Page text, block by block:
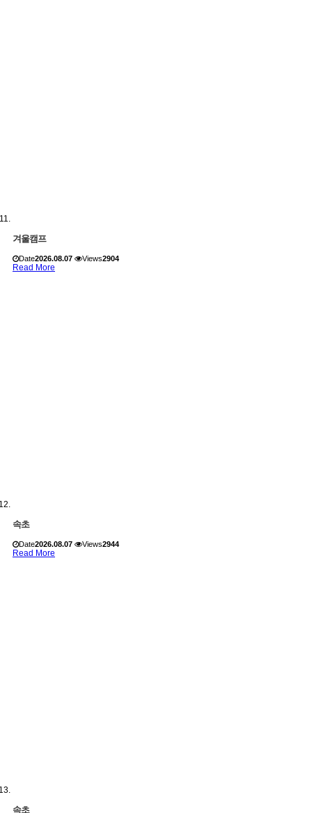
겨울캠프
Date2026.08.07 Views2904
Read More
속초
Date2026.08.07 Views2944
Read More
속초